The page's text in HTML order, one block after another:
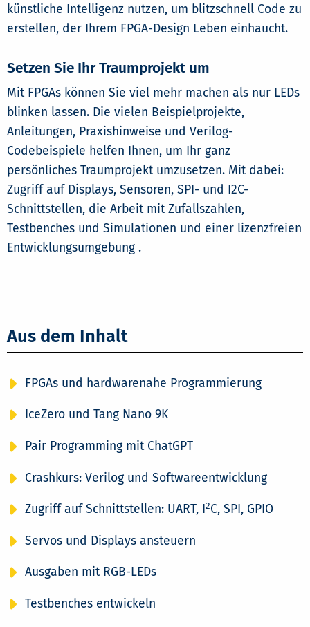
künstliche Intelligenz nutzen, um blitzschnell Code zu
erstellen, der Ihrem FPGA-Design Leben einhaucht.
Setzen Sie Ihr Traumprojekt um
Mit FPGAs können Sie viel mehr machen als nur LEDs
blinken lassen. Die vielen Beispielprojekte,
Anleitungen, Praxishinweise und Verilog-
Codebeispiele helfen Ihnen, um Ihr ganz
persönliches Traumprojekt umzusetzen. Mit dabei:
Zugriff auf Displays, Sensoren, SPI- und I2C-
Schnittstellen, die Arbeit mit Zufallszahlen,
Testbenches und Simulationen und einer lizenzfreien
Entwicklungsumgebung .
Aus dem Inhalt
FPGAs und hardwarenahe Programmierung
IceZero und Tang Nano 9K
Pair Programming mit ChatGPT
Crashkurs: Verilog und Softwareentwicklung
Zugriff auf Schnittstellen: UART, I 2C, SPI, GPIO
Servos und Displays ansteuern
Ausgaben mit RGB-LEDs
Testbenches entwickeln